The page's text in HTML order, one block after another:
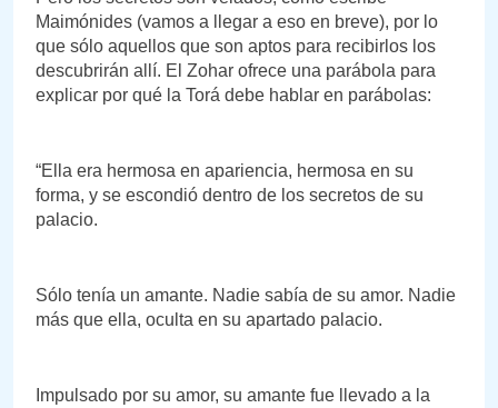
Maimónides (vamos a llegar a eso en breve), por lo
que sólo aquellos que son aptos para recibirlos los
descubrirán allí. El Zohar ofrece una parábola para
explicar por qué la Torá debe hablar en parábolas:
“Ella era hermosa en apariencia, hermosa en su
forma, y se escondió dentro de los secretos de su
palacio.
Sólo tenía un amante. Nadie sabía de su amor. Nadie
más que ella, oculta en su apartado palacio.
Impulsado por su amor, su amante fue llevado a la